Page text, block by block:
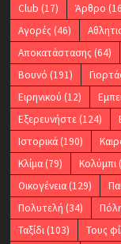
Club (17) Άρθρο
Αγορές (46)
Αποκατάστασης (64)
Βουνό (191)
Ειρηνικού (12)
Εξερευνήστε(124)
Ιστορικά(190)
Κλίμα(79) Κολύμπι
Οικογένεια(129)
Πολυτελή (34)
Ταξίδι(103) Τους